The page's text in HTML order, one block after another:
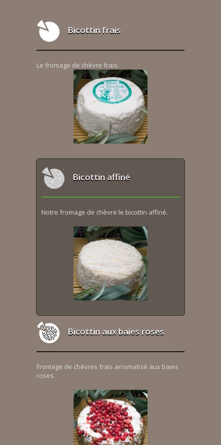
Bicottin frais
Le fromage de chèvre frais.
Bicottin affiné
Notre fromage de chèvre le bicottin affiné.
Bicottin aux baies roses
Fromage de chèvres frais arromatisé aux baies
roses.